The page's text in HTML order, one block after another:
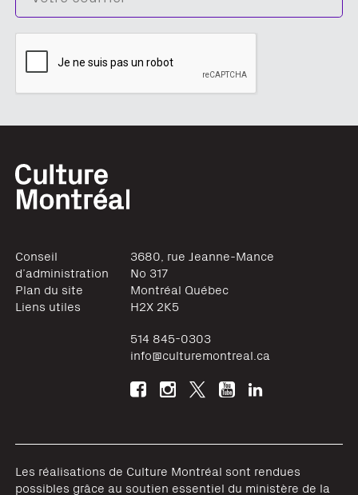
Conseil
d’administration
Plan du site
Liens utiles
3680, rue Jeanne-Mance
No 317
Montréal Québec
H2X 2K5
514 845-0303
info@culturemontreal.ca
Les réalisations de Culture Montréal sont rendues
possibles grâce au soutien essentiel du ministère de la